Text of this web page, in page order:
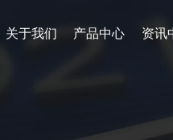
关于我们 产品中心 资讯